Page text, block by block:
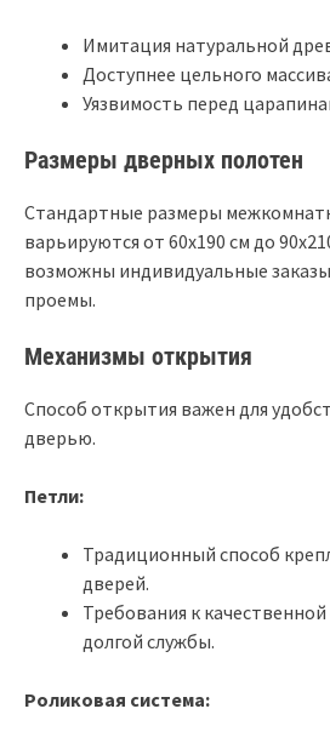
Имитация натуральной
Доступнее цельного
Уязвимость перед
Размеры дверных полотен
Стандартные размеры
варьируются от 60х190 см до
возможны индивидуальные
проемы.
Механизмы открытия
Способ открытия важен для
дверью.
Петли:
Традиционный способ
дверей.
Требования к
долгой службы.
Роликовая система: